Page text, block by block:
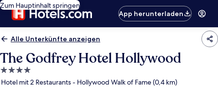
Zum Hauptinhalt springen
App herunterladen
Alle Unterkünfte anzeigen
The Godfrey Hotel Hollywood
4.0-
Sterne-
Hotel mit 2 Restaurants - Hollywood Walk of Fame (0,4 km)